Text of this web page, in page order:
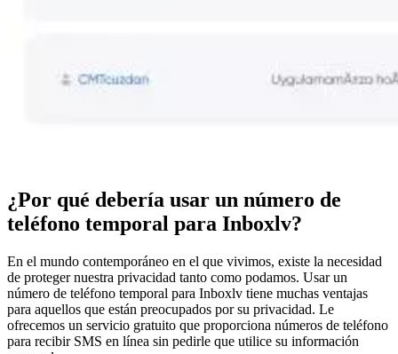
¿Por qué debería usar un número de
teléfono temporal para Inboxlv?
En el mundo contemporáneo en el que vivimos, existe la necesidad
de proteger nuestra privacidad tanto como podamos. Usar un
número de teléfono temporal para Inboxlv tiene muchas ventajas
para aquellos que están preocupados por su privacidad. Le
ofrecemos un servicio gratuito que proporciona números de teléfono
para recibir SMS en línea sin pedirle que utilice su información